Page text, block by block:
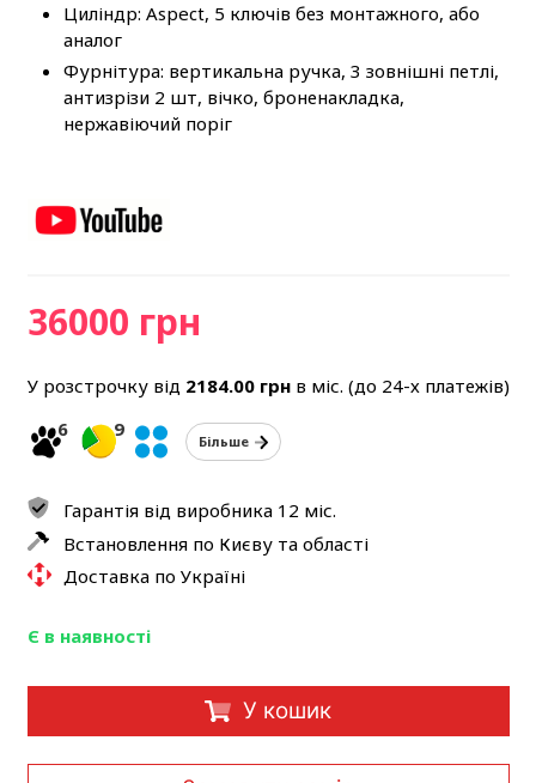
Циліндр: Aspect, 5 ключів без монтажного, або
аналог
Фурнітура: вертикальна ручка, 3 зовнішні петлі,
антизрізи 2 шт, вічко, броненакладка,
нержавіючий поріг
36000 грн
У розстрочку від 2184.00грнв міс. (до 24-х платежів)
6
9
Більше
Гарантія від виробника 12 міс.
Встановлення по Києву та області
Доставка по Україні
Є в наявності
У кошик